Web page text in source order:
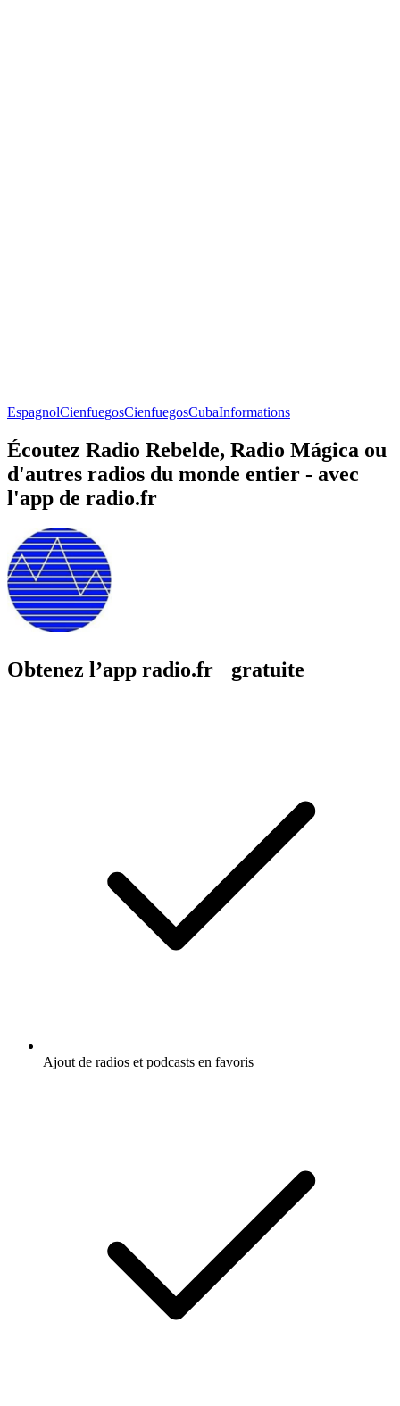
EspagnolCienfuegosCienfuegosCubaInformations
Écoutez Radio Rebelde, Radio Mágica ou
d'autres radios du monde entier - avec
l'app de radio.fr
Obtenez l’app radio.fr gratuite
Ajout de radios et podcasts en favoris